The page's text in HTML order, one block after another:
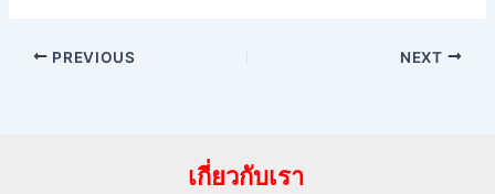
PREVIOUS NEXT
เกี่ยวกับเรา